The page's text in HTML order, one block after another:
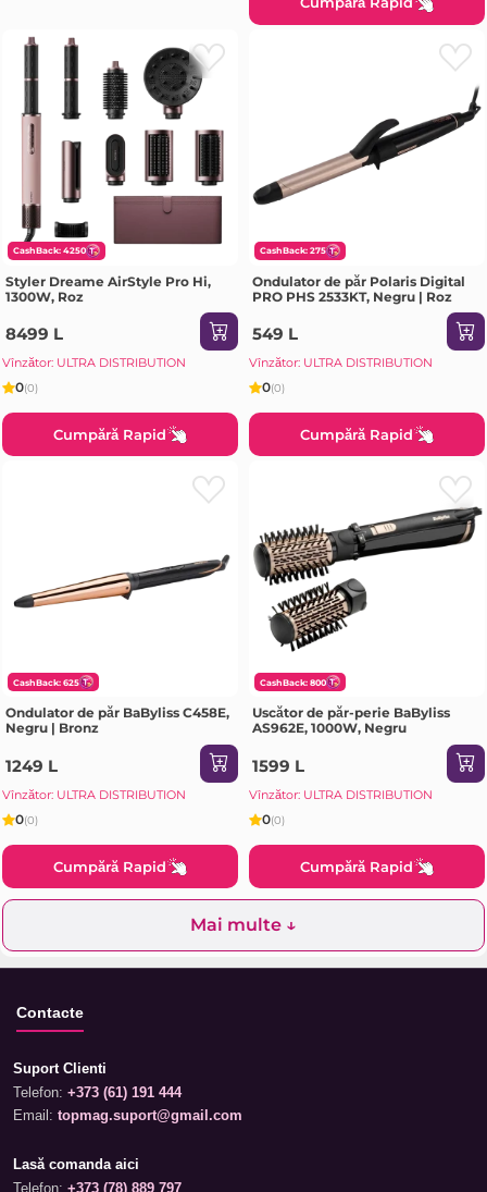
CashBack: 4250
Styler Dreame AirStyle Pro Hi,
1300W, Roz
8499 L
Vînzător: ULTRA DISTRIBUTION
0(0)
Cumpără Rapid
CashBack: 275
Ondulator de păr Polaris Digital
PRO PHS 2533KT, Negru | Roz
549 L
Vînzător: ULTRA DISTRIBUTION
0(0)
Cumpără Rapid
CashBack: 625
Ondulator de păr BaByliss C458E,
Negru | Bronz
1249 L
Vînzător: ULTRA DISTRIBUTION
0(0)
Cumpără Rapid
CashBack: 800
Uscător de păr-perie BaByliss
AS962E, 1000W, Negru
1599 L
Vînzător: ULTRA DISTRIBUTION
0(0)
Cumpără Rapid
Mai multe ↓
Contacte
Suport Clienti
Telefon: +373 (61) 191 444
Email: topmag.suport@gmail.com
Lasă comanda aici
Telefon: +373 (78) 889 797